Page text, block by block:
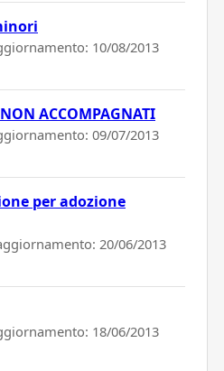
10/08/2013
ACCOMPAGNATI
09/07/2013
per adozione
20/06/2013
18/06/2013